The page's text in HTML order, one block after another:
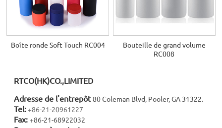
Boîte ronde Soft Touch RC004
Bouteille de grand volume
RC008
RTCO(HK)CO.,LIMITED
Adresse de l'entrepôt80 Coleman Blvd, Pooler, GA 31322.
Tel: +86-21-20961227
Fax:+86-21-68922032